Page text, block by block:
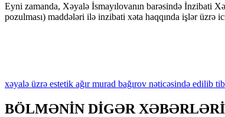
Eyni zamanda, Xəyalə İsmayılovanın barəsində İnzibati
pozulması) maddələri ilə inzibati xəta haqqında işlər üzrə
xəyalə üzrə estetik ağırmurad bağırov nəticəsində edilib
BÖLMƏNİN DİGƏR XƏBƏRLƏRİ